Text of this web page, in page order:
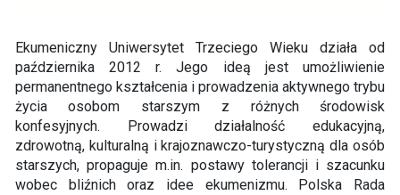
Ekumeniczny Uniwersytet Trzeciego Wieku działa od
października 2012 r. Jego ideą jest umożliwienie
permanentnego kształcenia i prowadzenia aktywnego trybu
życia osobom starszym z różnych środowisk
konfesyjnych. Prowadzi działalność edukacyjną,
zdrowotną, kulturalną i krajoznawczo-turystyczną dla osób
starszych, propaguje m.in. postawy tolerancji i szacunku
wobec bliźnich oraz idee ekumenizmu. Polska Rada